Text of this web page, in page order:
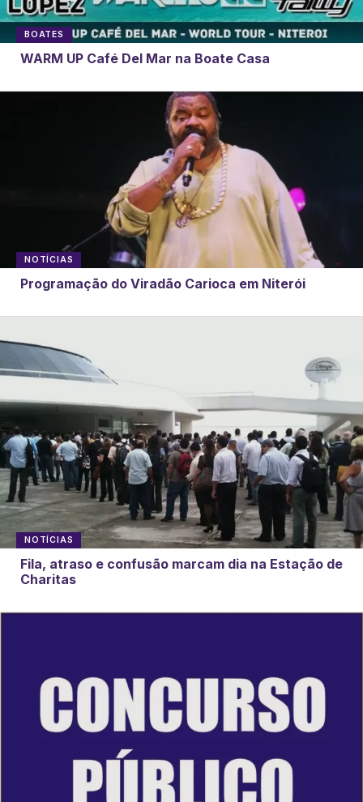
BOATES
WARM UP Café Del Mar na Boate Casa
NOTÍCIAS
Programação do Viradão Carioca em Niterói
NOTÍCIAS
Fila, atraso e confusão marcam dia na Estação de
Charitas